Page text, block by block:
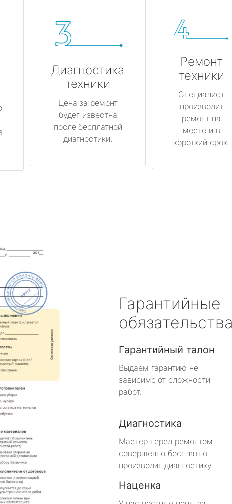
Диагностика
техники
Цена за ремонт
будет известна
после бесплатной
диагностики.
Ремонт
техники
Специалист
производит
ремонт на
месте и в
короткий срок.
Гарантийные
обязательства
Гарантийный талон
Выдаем гарантию не
зависимо от сложности
работ.
Диагностика
Мастер перед ремонтом
совершенно бесплатно
производит диагностику.
Наценка